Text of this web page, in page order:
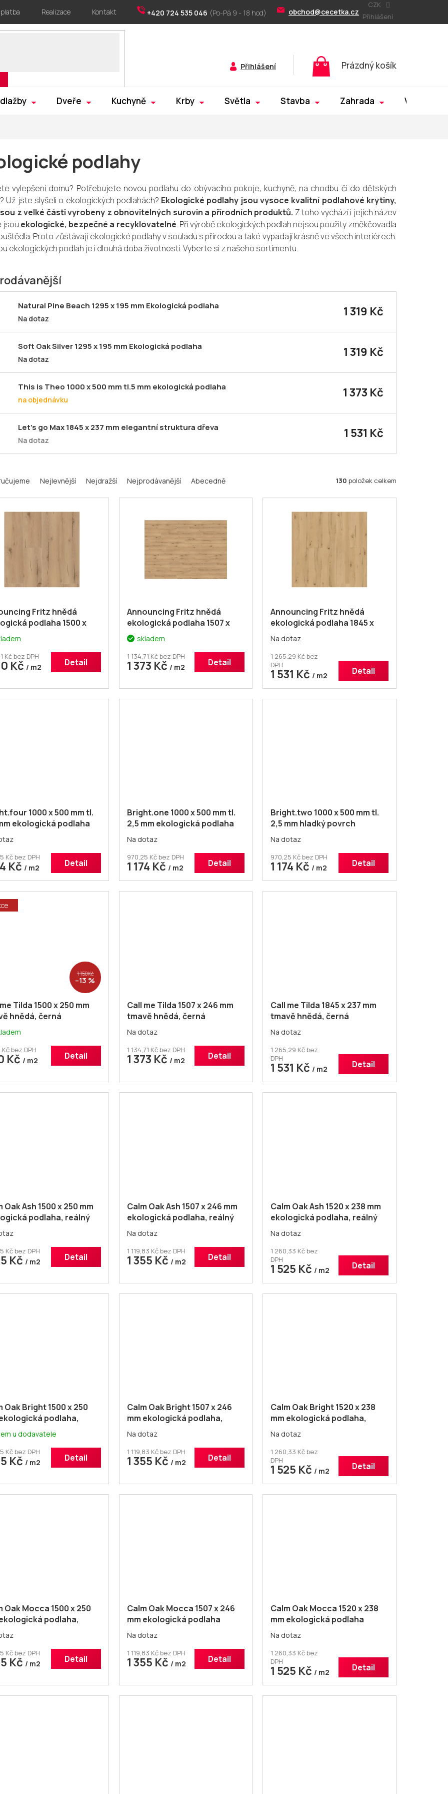
+420 724 535 046 obchod@cecetka.cz
Realizace Kontakt
CZK
Přihlášení
Přihlášení
Nákupní
košík
Prázdný košík
Dveře Kuchyně Krby Světla Stavba Zahrada Výprodej
podlahy
vylepšení domu? Potřebujete novou podlahu do obývacího pokoje, kuchyně, na chodbu či do dětských
Už jste slyšeli o ekologických podlahách? Ekologické podlahy jsou vysoce kvalitní podlahové krytiny,
z velké části vyrobeny z obnovitelných surovin a přírodních produktů. Z toho vychází i jejich název
jsou ekologické, bezpečné a recyklovatelné. Při výrobě ekologických podlah nejsou použity změkčovadla
Proto zůstávají ekologické podlahy v souladu s přírodou a také vypadají krásně ve všech interiérech.
ekologických podlah je i dlouhá doba životnosti. Vyberte si z našeho sortimentu.
Natural Pine Beach 1295 x 195 mm Ekologická podlaha
Na dotaz 1 319 Kč
Soft Oak Silver 1295 x 195 mm Ekologická podlaha
Na dotaz 1 319 Kč
This is Theo 1000 x 500 mm tl.5 mm ekologická podlaha
na objednávku 1 373 Kč
Let's go Max 1845 x 237 mm elegantní struktura dřeva
Na dotaz 1 531 Kč
Nejlevnější Nejdražší Nejprodávanější Abecedně 130 položek celkem
Fritz hnědá
podlaha 1500 x
Kč bez DPH
Kč / m2 Detail
Announcing Fritz hnědá
ekologická podlaha 1507 x
246 mm
skladem
1 134,71 Kč bez DPH
1 373 Kč / m2 Detail
Announcing Fritz hnědá
ekologická podlaha 1845 x
237 mm
Na dotaz
1 265,29 Kč bez
DPH
1 531 Kč / m2 Detail
1000 x 500 mm tl.
ekologická podlaha
Kč bez DPH
Kč / m2 Detail
Bright.one 1000 x 500 mm tl.
2,5 mm ekologická podlaha
Na dotaz
970,25 Kč bez DPH
1 174 Kč / m2 Detail
Bright.two 1000 x 500 mm tl.
2,5 mm hladký povrch
Na dotaz
970,25 Kč bez DPH
1 174 Kč / m2 Detail
1 150 Kč
–13 %
Tilda 1500 x 250 mm
hnědá, černá
podlaha
Kč bez DPH
Kč / m2 Detail
Call me Tilda 1507 x 246 mm
tmavě hnědá, černá
ekologická podlaha
Na dotaz
1 134,71 Kč bez DPH
1 373 Kč / m2 Detail
Call me Tilda 1845 x 237 mm
tmavě hnědá, černá
ekologická podlaha
Na dotaz
1 265,29 Kč bez
DPH
1 531 Kč / m2 Detail
Oak Ash 1500 x 250 mm
podlaha, reálný
dřeva
Kč bez DPH
Kč / m2 Detail
Calm Oak Ash 1507 x 246 mm
ekologická podlaha, reálný
vzhled dřeva
Na dotaz
1 119,83 Kč bez DPH
1 355 Kč / m2 Detail
Calm Oak Ash 1520 x 238 mm
ekologická podlaha, reálný
vzhled dřeva
Na dotaz
1 260,33 Kč bez
DPH
1 525 Kč / m2 Detail
Oak Bright 1500 x 250
podlaha,
design
u dodavatele
Kč bez DPH
Kč / m2 Detail
Calm Oak Bright 1507 x 246
mm ekologická podlaha,
dřevěný design
Na dotaz
1 119,83 Kč bez DPH
1 355 Kč / m2 Detail
Calm Oak Bright 1520 x 238
mm ekologická podlaha,
dřevěný design
Na dotaz
1 260,33 Kč bez
DPH
1 525 Kč / m2 Detail
Oak Mocca 1500 x 250
podlaha,
vzhled dřeva
Kč bez DPH
Kč / m2 Detail
Calm Oak Mocca 1507 x 246
mm ekologická podlaha
Na dotaz
1 119,83 Kč bez DPH
1 355 Kč / m2 Detail
Calm Oak Mocca 1520 x 238
mm ekologická podlaha
Na dotaz
1 260,33 Kč bez
DPH
1 525 Kč / m2 Detail